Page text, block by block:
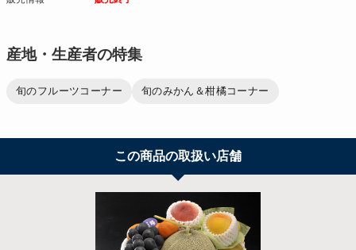
産地・生産者の特集
旬のフルーツコーナー 旬のみかん＆柑橘コーナー
この商品の取扱い店舗